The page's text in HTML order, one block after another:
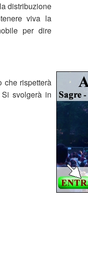
distribuzione
viva la
per dire
che rispetterà
svolgerà in